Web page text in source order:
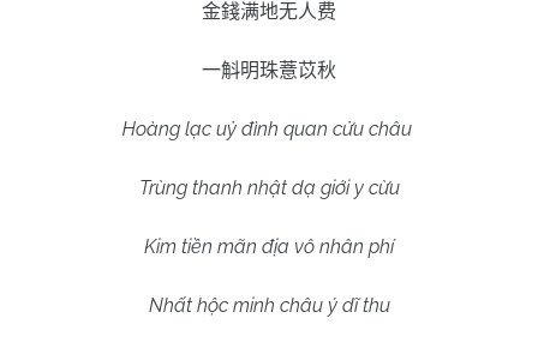
金錢满地无人费
一斛明珠薏苡秋
Hoàng lạc uỷ đình quan cửu châu
Trùng thanh nhật dạ giới y cừu
Kim tiền mãn địa vô nhân phí
Nhất hộc minh châu ý dĩ thu